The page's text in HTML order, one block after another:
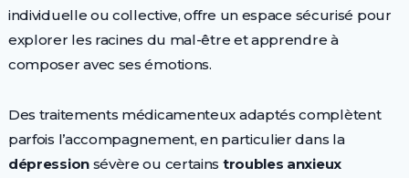
individuelle ou collective, offre un espace sécurisé pour
explorer les racines du mal-être et apprendre à
composer avec ses émotions.
Des traitements médicamenteux adaptés complètent
parfois l’accompagnement, en particulier dans la
dépressionsévère ou certains troubles anxieux